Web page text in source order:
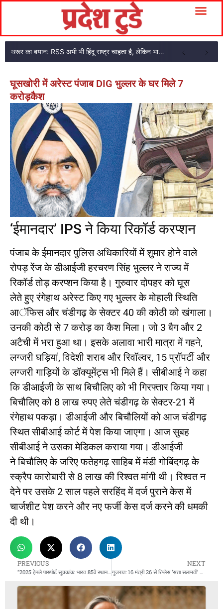
थरूर का बयान: RSS अभी भी हिंदू राष्ट्र चाहता है, लेकिन भागवत के शब्दों में नरमी दिखी
घूसखोरी में अरेस्ट पंजाब DIG भुल्लर के घर मिले 7
करोड़कैश
‘ईमानदार’ IPS ने किया रिकॉर्ड करप्शन
पंजाब के ईमानदार पुलिस अधिकारियों में शुमार होने वाले
रोपड़ रेंज के डीआईजी हरचरण सिंह भुल्लर ने राज्य में
रिकॉर्ड तोड़ करप्शन किया है। गुरुवार दोपहर को घूस
लेते हुए रंगेहाथ अरेस्ट किए गए भुल्लर के मोहाली स्थिति
आॅफिस और चंडीगढ़ के सेक्टर 40 की कोठी को खंगाला।
उनकी कोठी से 7 करोड़ का कैश मिला। जो 3 बैग और 2
अटैची में भरा हुआ था। इसके अलावा भारी मात्रा में गहने,
लग्जरी घड़ियां, विदेशी शराब और रिवॉल्वर, 15 प्रॉपर्टी और
लग्जरी गाड़ियों के डॉक्यूमेंट्स भी मिले हैं। सीबीआई ने कहा
कि डीआईजी के साथ बिचौलिए को भी गिरफ्तार किया गया।
बिचौलिए को 8 लाख रुपए लेते चंडीगढ़ के सेक्टर-21 में
रंगेहाथ पकड़ा। डीआईजी और बिचौलियों को आज चंडीगढ़
स्थित सीबीआई कोर्ट में पेश किया जाएगा। आज सुबह
सीबीआई ने उसका मेडिकल कराया गया। डीआईजी
ने बिचौलिए के जरिए फतेहगढ़ साहिब में मंडी गोबिंदगढ़ के
स्क्रैप कारोबारी से 8 लाख की रिश्वत मांगी थी। रिश्वत न
देने पर उसके 2 साल पहले सरहिंद में दर्ज पुराने केस में
चार्जशीट पेश करने और नए फर्जी केस दर्ज करने की धमकी
दी थी।
PREVIOUS
“2025 हेनले पासपोर्ट सूचकांक: भारत 85वें स्थान पर, 57 देशों में वीजा-मुक्त यात्रा की सुविधा”
NEXT